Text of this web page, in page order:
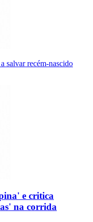
salvar recém-nascido
e critica
na corrida